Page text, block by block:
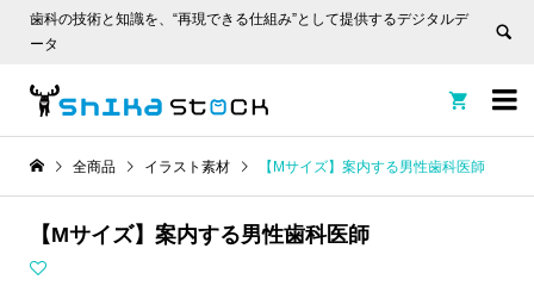
歯科の技術と知識を、“再現できる仕組み”として提供するデジタルデ
ータ


全商品 イラスト素材 【Mサイズ】案内する男性歯科医師
【Mサイズ】案内する男性歯科医師